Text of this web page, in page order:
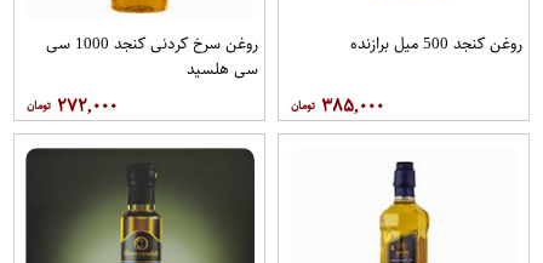
روغن کنجد 500 میل برازنده
۳۸۵,۰۰۰
روغن سرخ کردنی کنجد 1000 سی
سی هلسید
۲۷۲,۰۰۰